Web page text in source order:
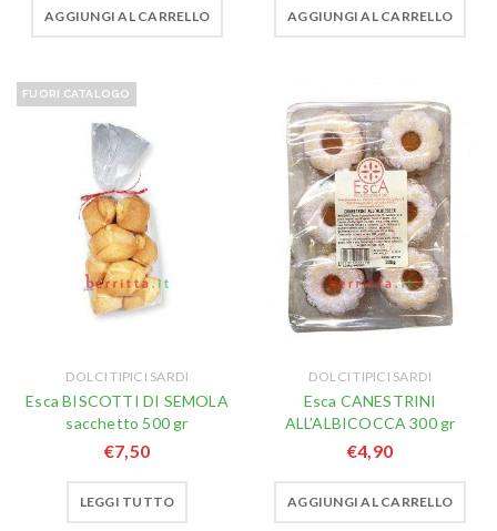
AGGIUNGI AL CARRELLO AGGIUNGI AL CARRELLO
FUORI CATALOGO
DOLCI TIPICI SARDI
Esca BISCOTTI DI SEMOLA
sacchetto 500 gr
€7,50
LEGGI TUTTO
DOLCI TIPICI SARDI
Esca CANESTRINI
ALL’ALBICOCCA 300 gr
€4,90
AGGIUNGI AL CARRELLO